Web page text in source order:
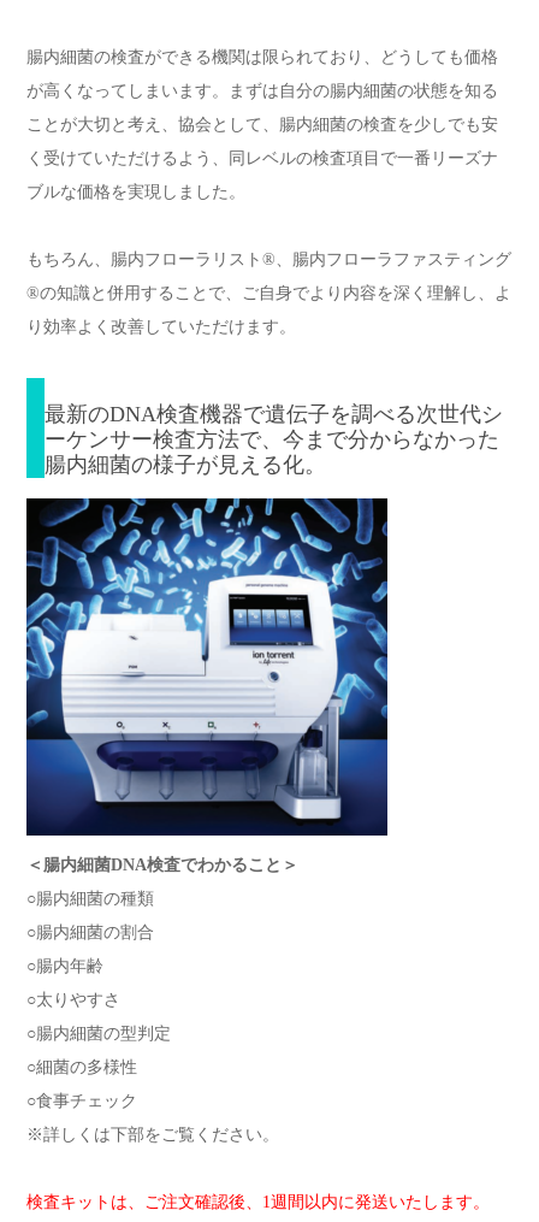
腸内細菌の検査ができる機関は限られており、どうしても価格
が高くなってしまいます。まずは自分の腸内細菌の状態を知る
ことが大切と考え、協会として、腸内細菌の検査を少しでも安
く受けていただけるよう、同レベルの検査項目で一番リーズナ
ブルな価格を実現しました。
もちろん、腸内フローラリスト®️、腸内フローラファスティング
®︎の知識と併用することで、ご自身でより内容を深く理解し、よ
り効率よく改善していただけます。
最新のDNA検査機器で遺伝子を調べる次世代シ
ーケンサー検査方法で、今まで分からなかった
腸内細菌の様子が見える化。
＜腸内細菌DNA検査でわかること＞
○腸内細菌の種類
○腸内細菌の割合
○腸内年齢
○太りやすさ
○腸内細菌の型判定
○細菌の多様性
○食事チェック
※詳しくは下部をご覧ください。
検査キットは、ご注文確認後、1週間以内に発送いたします。